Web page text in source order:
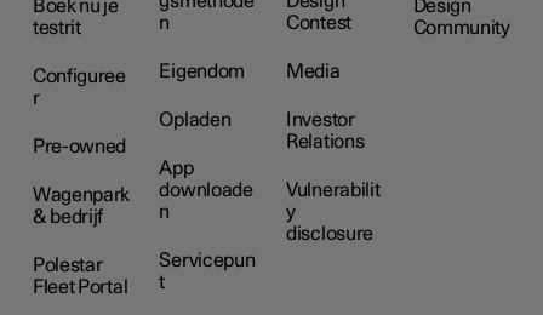
Boek nu je
testrit
Configuree
r
Pre-owned
Wagenpark
& bedrijf
Polestar
Fleet Portal
n
Eigendom
Opladen
App
downloade
n
Servicepun
t
Contest
Media
Investor
Relations
Vulnerabilit
y
disclosure
Design
Community